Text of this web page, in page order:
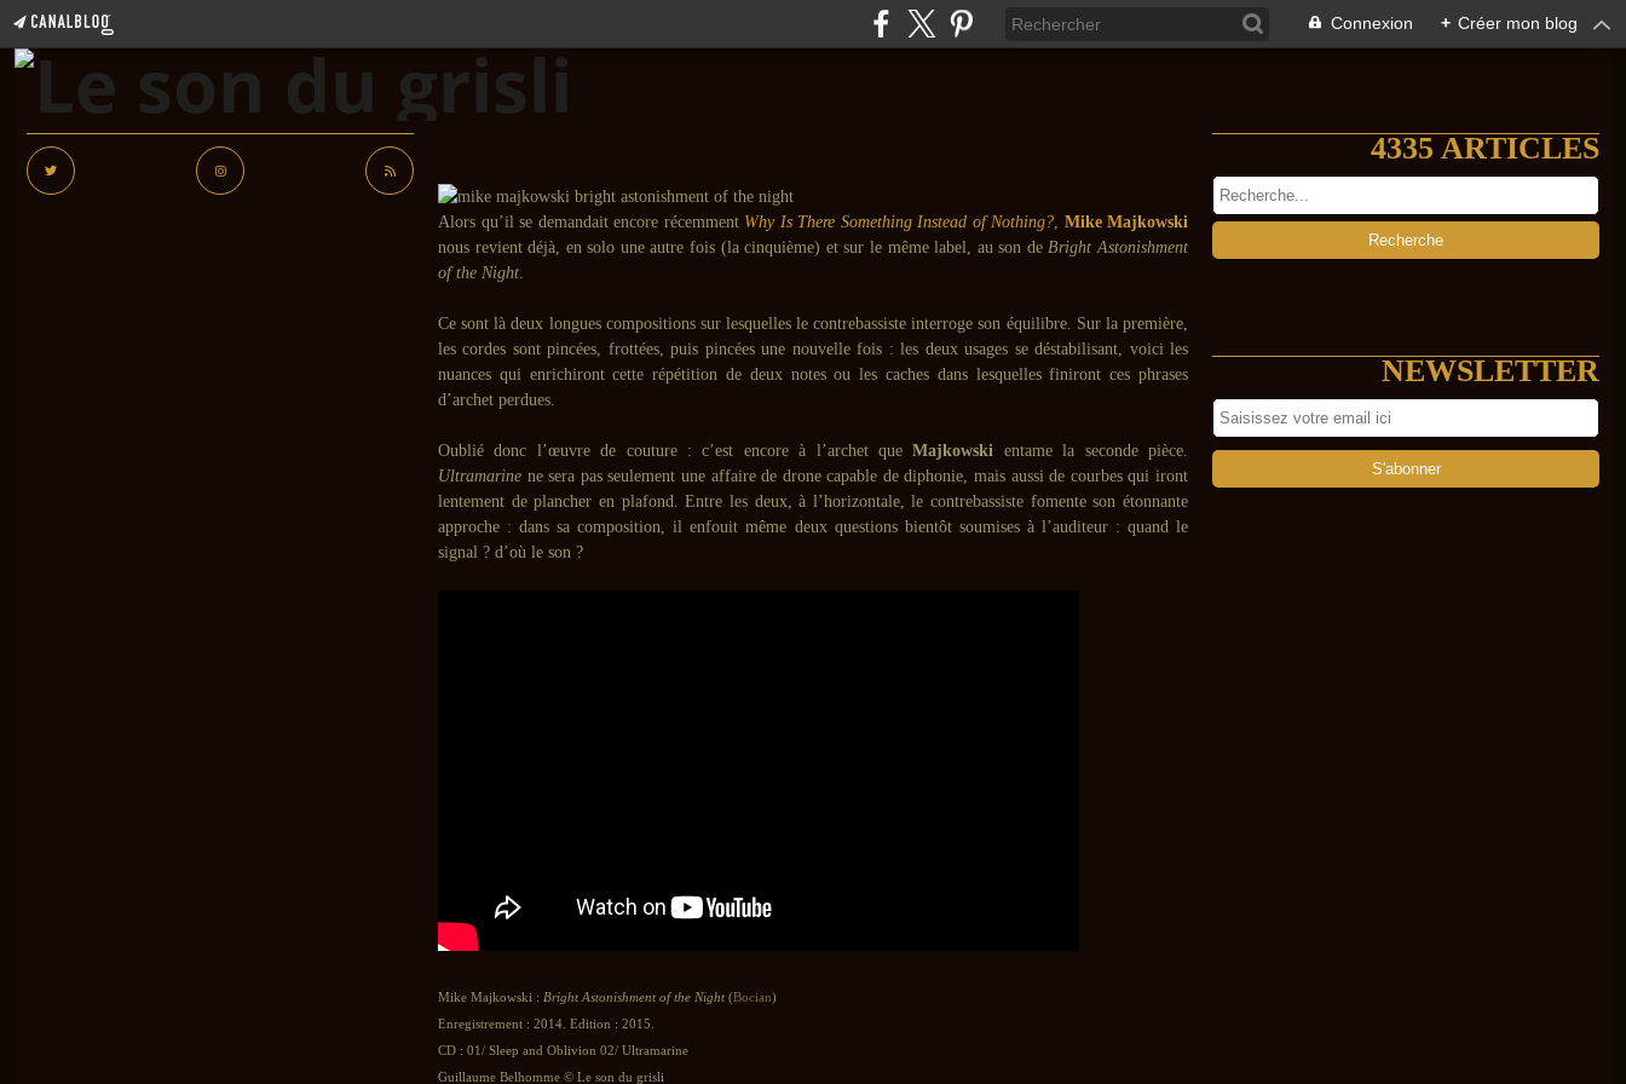
Connexion + Créer mon blog
Alors qu’il se demandait encore récemment Why Is There Something Instead of Nothing?, Mike Majkowski
nous revient déjà, en solo une autre fois (la cinquième) et sur le même label, au son deBright Astonishment
of the Night.
Ce sont là deux longues compositions sur lesquelles le contrebassiste interroge son équilibre. Sur la première,
les cordes sont pincées, frottées, puis pincées une nouvelle fois : les deux usages se déstabilisant, voici les
nuances qui enrichiront cette répétition de deux notes ou les caches dans lesquelles finiront ces phrases
d’archet perdues.
Oublié donc l’œuvre de couture : c’est encore à l’archet queMajkowski entame la seconde pièce.
Ultramarine ne sera pas seulement une affaire de drone capable de diphonie, mais aussi de courbes qui iront
lentement de plancher en plafond. Entre les deux, à l’horizontale, le contrebassiste fomente son étonnante
approche : dans sa composition, il enfouit même deux questions bientôt soumises à l’auditeur : quand le
signal ? d’où le son ?
Mike Majkowski : Bright Astonishment of the Night (Bocian)
Enregistrement : 2014. Edition : 2015.
CD : 01/ Sleep and Oblivion 02/ Ultramarine
Guillaume Belhomme © Le son du grisli
4335 ARTICLES
NEWSLETTER